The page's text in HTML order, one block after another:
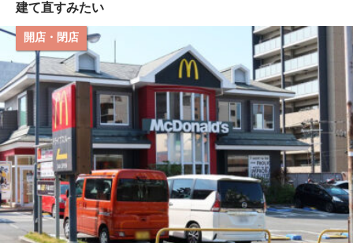
建て直すみたい
開店・閉店